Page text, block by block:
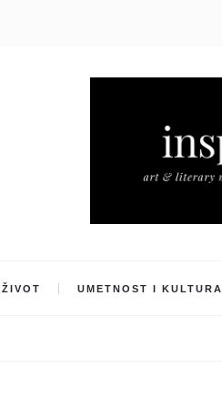
ŽIVOT UMETNOST I KULTURA